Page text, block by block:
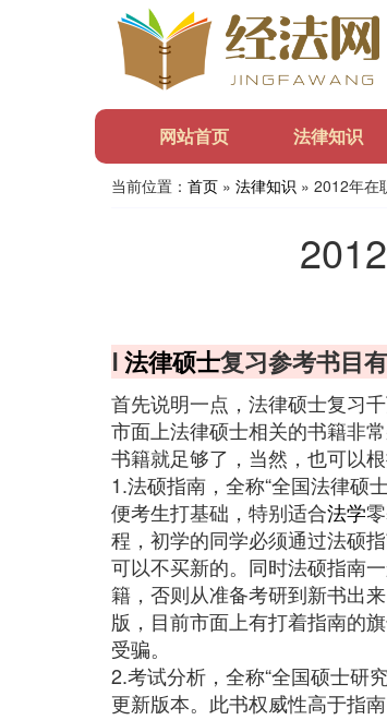
网站首页 法律知识
当前位置： 首页 » 法律知识 » 2012年在
Ⅰ法律硕士复习参考书目
首先说明一点，法律硕士复习
市面上法律硕士相关的书籍非
书籍就足够了，当然，也可以
1.法硕指南，全称“全国法律硕
便考生打基础，特别适合法学
程，初学的同学必须通过法硕
可以不买新的。同时法硕指南
籍，否则从准备考研到新书出
版，目前市面上有打着指南的
受骗。
2.考试分析，全称“全国硕士研
更新版本。此书权威性高于指